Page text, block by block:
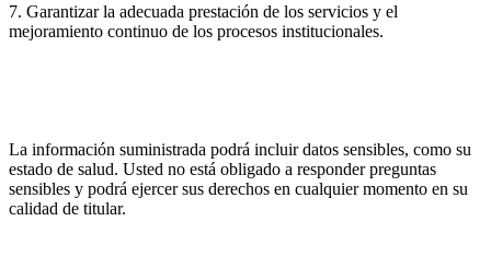
7. Garantizar la adecuada prestación de los servicios y el
mejoramiento continuo de los procesos institucionales.
La información suministrada podrá incluir datos sensibles, como su
estado de salud. Usted no está obligado a responder preguntas
sensibles y podrá ejercer sus derechos en cualquier momento en su
calidad de titular.